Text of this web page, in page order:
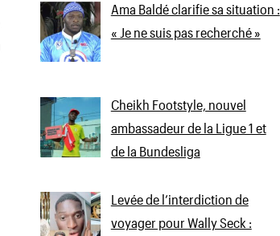
Ama Baldé clarifie sa situation :
« Je ne suis pas recherché »
Cheikh Footstyle, nouvel
ambassadeur de la Ligue 1 et
de la Bundesliga
Levée de l’interdiction de
voyager pour Wally Seck :